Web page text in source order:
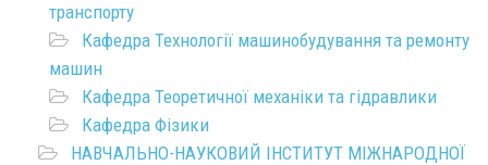
транспорту
Кафедра Технології машинобудування та ремонту
машин
Кафедра Теоретичної механіки та гідравлики
Кафедра Фізики
НАВЧАЛЬНО-НАУКОВИЙ ІНСТИТУТ МІЖНАРОДНОЇ